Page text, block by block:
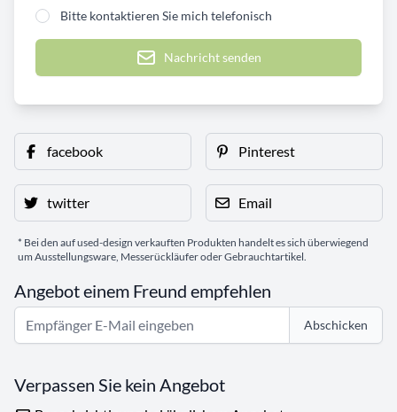
Bitte kontaktieren Sie mich telefonisch
Nachricht senden
facebook Pinterest
twitter Email
* Bei den auf used-design verkauften Produkten handelt es sich überwiegend
um Ausstellungsware, Messerückläufer oder Gebrauchtartikel.
Angebot einem Freund empfehlen
Abschicken
Verpassen Sie kein Angebot